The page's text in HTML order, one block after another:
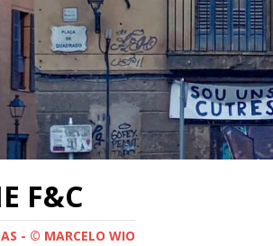
F&C
- © MARCELO WIO